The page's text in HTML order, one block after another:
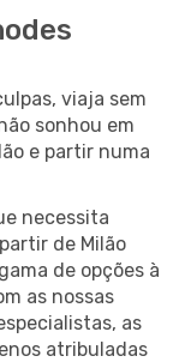
viaja sem
sonhou em
e partir numa
necessita
de Milão
de opções à
as nossas
as
atribuladas